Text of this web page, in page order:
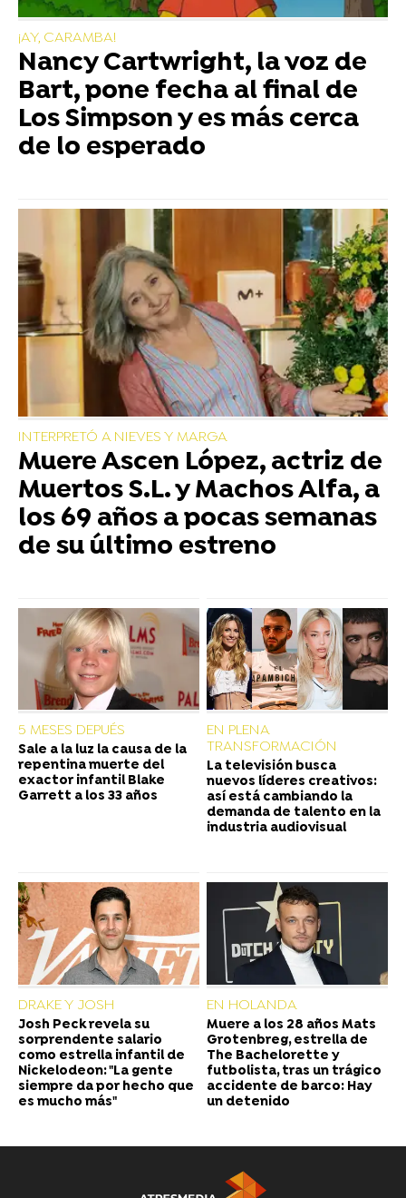
¡AY, CARAMBA!
Nancy Cartwright, la voz de
Bart, pone fecha al final de
Los Simpson y es más cerca
de lo esperado
INTERPRETÓ A NIEVES Y MARGA
Muere Ascen López, actriz de
Muertos S.L. y Machos Alfa, a
los 69 años a pocas semanas
de su último estreno
5 MESES DEPUÉS
Sale a la luz la causa de la
repentina muerte del
exactor infantil Blake
Garrett a los 33 años
EN PLENA
TRANSFORMACIÓN
La televisión busca
nuevos líderes creativos:
así está cambiando la
demanda de talento en la
industria audiovisual
DRAKE Y JOSH
Josh Peck revela su
sorprendente salario
como estrella infantil de
Nickelodeon: "La gente
siempre da por hecho que
es mucho más"
EN HOLANDA
Muere a los 28 años Mats
Grotenbreg, estrella de
The Bachelorette y
futbolista, tras un trágico
accidente de barco: Hay
un detenido